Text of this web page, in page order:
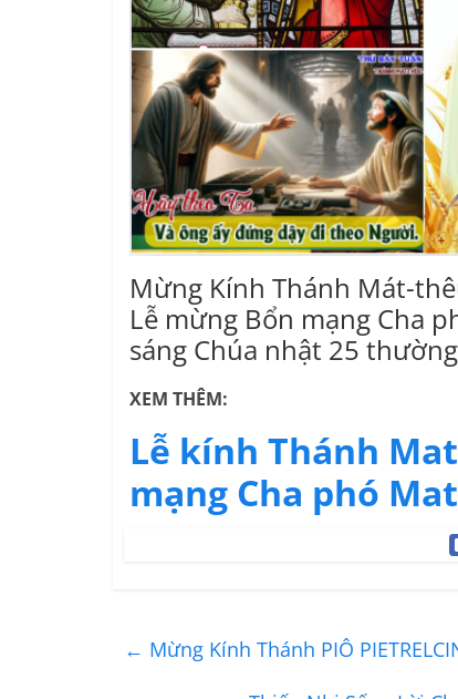
Mừng Kính Thánh Mát-
Lễ mừng Bổn mạng Cha
sáng Chúa nhật 25
XEM THÊM:
Lễ kính Thánh
mạng Cha phó
← Mừng Kính Thánh PIÔ